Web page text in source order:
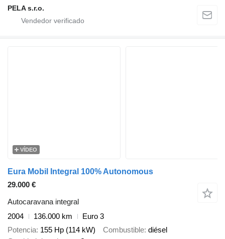
PELA s.r.o.
VÍDEO
Eura Mobil Integral 100% Autonomous
29.000 €
Autocaravana integral
2004
136.000 km
Euro 3
Potencia 155 Hp (114 kW) Combustible diésel